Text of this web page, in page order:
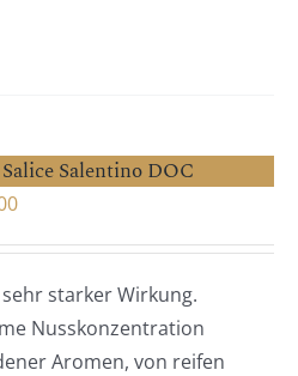
Salentino DOC
starker Wirkung.
Nusskonzentration
Aromen, von reifen